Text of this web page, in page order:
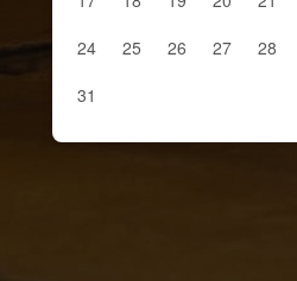
24
25 26 27 28
31